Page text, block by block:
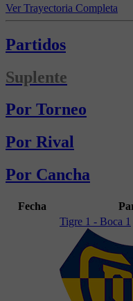
Ver Trayectoria Completa
Partidos
Suplente
Por Torneo
Por Rival
Por Cancha
Fecha
Tigre 1 - Boca 1